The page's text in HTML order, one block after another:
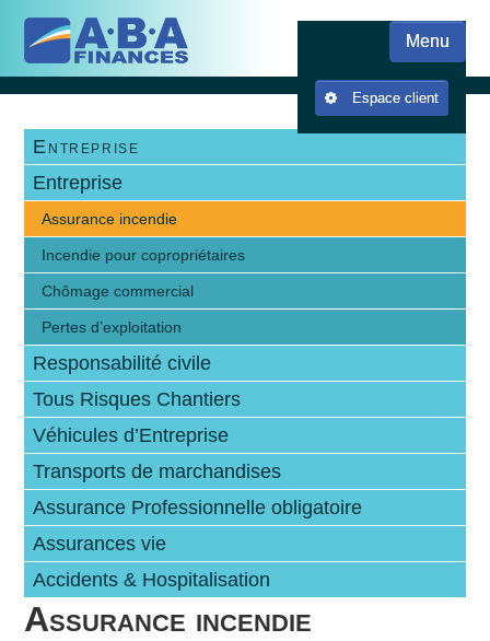
main
content
Skip to contentMenu
Espace client
Entreprise
Entreprise
Assurance incendie
Incendie pour copropriétaires
Chômage commercial
Pertes d’exploitation
Responsabilité civile
Tous Risques Chantiers
Véhicules d’Entreprise
Transports de marchandises
Assurance Professionnelle obligatoire
Assurances vie
Accidents & Hospitalisation
Assurance incendie